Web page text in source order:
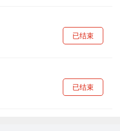
已结束
已结束